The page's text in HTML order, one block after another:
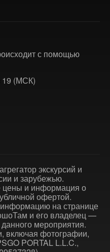
с помощью
19 (МСК)
экскурсий и
и зарубежью.
цены и информация о
офертой.
на странице
и его владелец —
мероприятия.
включая фотографии,
PORTAL L.L.C.,